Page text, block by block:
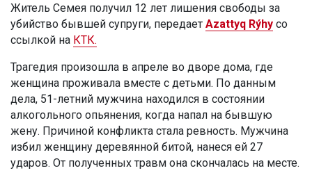
Житель Семея получил 12 лет лишения свободы за
убийство бывшей супруги, передает Azattyq Rýhy со
ссылкой на КТК.
Трагедия произошла в апреле во дворе дома, где
женщина проживала вместе с детьми. По данным
дела, 51-летний мужчина находился в состоянии
алкогольного опьянения, когда напал на бывшую
жену. Причиной конфликта стала ревность. Мужчина
избил женщину деревянной битой, нанеся ей 27
ударов. От полученных травм она скончалась на месте.